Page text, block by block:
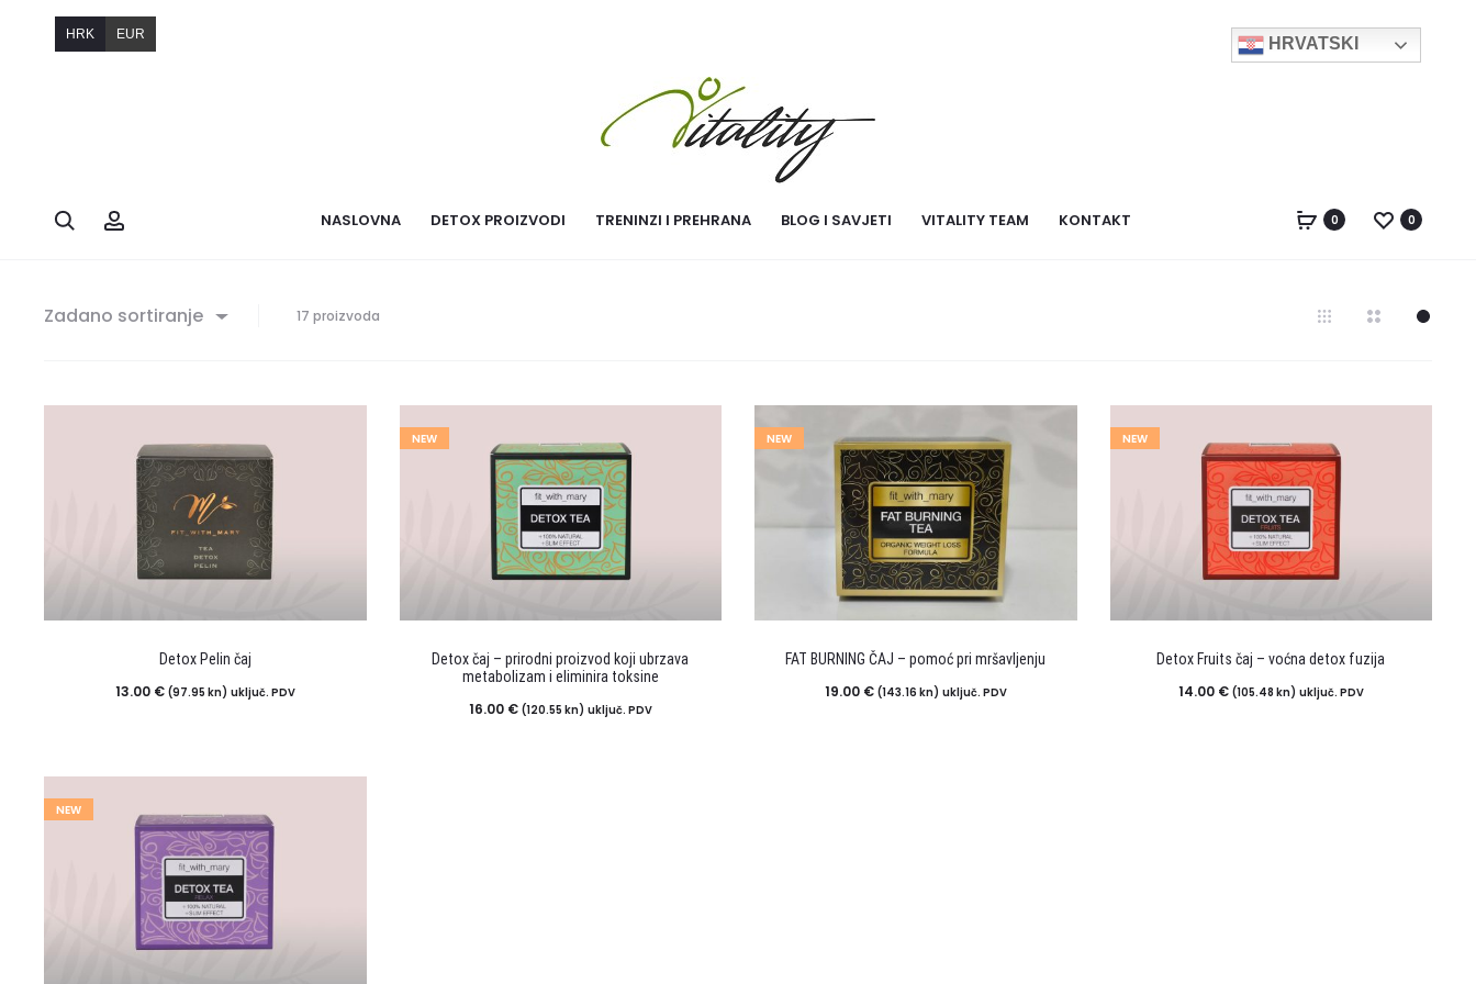
HRVATSKI
NASLOVNA DETOX PROIZVODI TRENINZI I PREHRANA BLOG I SAVJETI VITALITY TEAM KONTAKT 0 0
Zadano sortiranje 17 proizvoda
Detox Pelin čaj
13.00 € (97.95 kn) uključ. PDV
NEW
Detox čaj – prirodni proizvod koji ubrzava
metabolizam i eliminira toksine
16.00 € (120.55 kn) uključ. PDV
NEW
FAT BURNING ČAJ – pomoć pri mršavljenju
19.00 € (143.16 kn) uključ. PDV
NEW
Detox Fruits čaj – voćna detox fuzija
14.00 € (105.48 kn) uključ. PDV
NEW
HRK EUR